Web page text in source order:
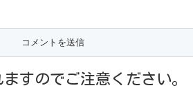
すのでご注意ください。